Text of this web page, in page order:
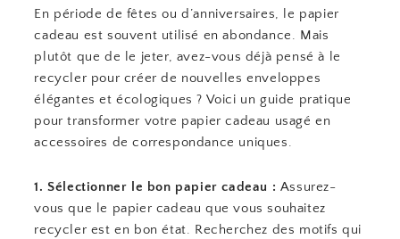
En période de fêtes ou d’anniversaires, le papier
cadeau est souvent utilisé en abondance. Mais
plutôt que de le jeter, avez-vous déjà pensé à le
recycler pour créer de nouvelles enveloppes
élégantes et écologiques ? Voici un guide pratique
pour transformer votre papier cadeau usagé en
accessoires de correspondance uniques.
1. Sélectionner le bon papier cadeau : Assurez-
vous que le papier cadeau que vous souhaitez
recycler est en bon état. Recherchez des motifs qui